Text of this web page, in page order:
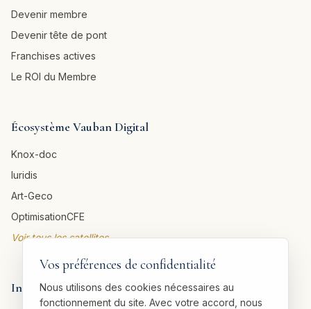
Devenir membre
Devenir tête de pont
Franchises actives
Le ROI du Membre
Écosystème Vauban Digital
Knox-doc
Iuridis
Art-Geco
OptimisationCFE
Voir tous les satellites →
Informations légales
Vos préférences de confidentialité
Nous utilisons des cookies nécessaires au
fonctionnement du site. Avec votre accord, nous